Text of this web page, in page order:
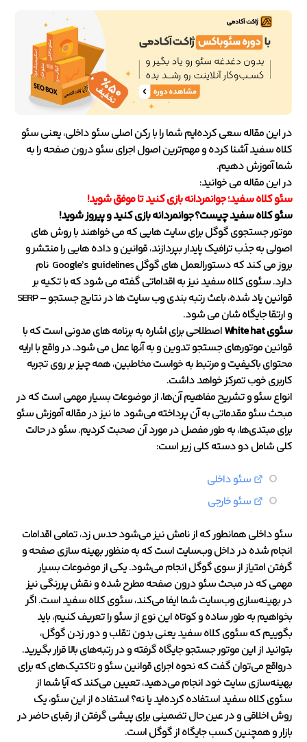
در این مقاله سعی کرده‌ایم شما را با رکن اصلی سئو داخلی، یعنی سئو
کلاه سفید آشنا کرده و مهم‌ترین اصول اجرای سئو درون صفحه را به
شما آموزش دهیم.
در این مقاله می خوانید:
سئو کلاه سفید؛ جوانمردانه بازی کنید تا موفق شوید!
سئو کلاه سفید چیست؟جوانمردانه بازی کنید و پیروز شوید!
موتور جستجوی گوگل برای سایت هایی که می خواهند با روش های
اصولی به جذب ترافیک پایدار بپردازند، قوانین و داده هایی را منتشر و
بروز می کند که دستورالعمل های گوگل Google’s guidelines نام
دارد. سئوی کلاه سفید نیز به اقداماتی گفته می شود که با تکیه بر
قوانین یاد شده، باعث رتبه بندی وب سایت ها در نتایج جستجو – SERP
و ارتقا جایگاه شان می شود.
سئوی White hat
اصطلاحی برای اشاره به برنامه های مدونی است که با
قوانین موتورهای جستجو تدوین و به آنها عمل می شود. در واقع با ارایه
محتوای باکیفیت و مرتبط به خواست مخاطبین، همه چیز بر روی تجربه
کاربری خوب تمرکز خواهد داشت.
انواع سئو و تشریح مفاهیم آن‌ها، از موضوعات بسیار مهمی است که در
مبحث سئو مقدماتی به آن پرداخته می‌شود ما نیز در مقاله آموزش سئو
برای مبتدی‌ها، به طور مفصل در مورد آن صحبت کردیم. سئو در حالت
کلی شامل دو دسته کلی زیر است:
سئو داخلی
سئو خارجی
سئو داخلی همانطور که از نامش نیز می‌شود حدس زد، تمامی اقدامات
انجام شده در داخل وب‌سایت است که به منظور بهینه‌ سازی صفحه و
گرفتن امتیاز از سوی گوگل انجام می‌شود. یکی از موضوعات بسیار
مهمی که در مبحث سئو درون صفحه مطرح شده و نقش پررنگی نیز
در بهینه‌سازی وب‌سایت شما ایفا می‌کند، سئوی کلاه سفید است. اگر
بخواهیم به طور ساده و کوتاه این نوع از سئو را تعریف کنیم، باید
بگوییم که سئوی کلاه سفید یعنی بدون تقلب و دور زدن گوگل،
بتوانید از این موتور جستجو جایگاه گرفته و در رتبه‌های بالا قرار بگیرید.
درواقع می‌توان گفت که نحوه اجرای قوانین سئو و تاکتیک‌های که برای
بهینه‌سازی سایت خود انجام می‌دهید، تعیین می‌کند که آیا شما از
سئوی کلاه سفید استفاده کرده‌اید یا نه؟ استفاده از این سئو، یک
روش اخلاقی و در عین حال تضمینی برای پیشی گرفتن از رقبای حاضر در
بازار و همچنین کسب جایگاه از گوگل است.